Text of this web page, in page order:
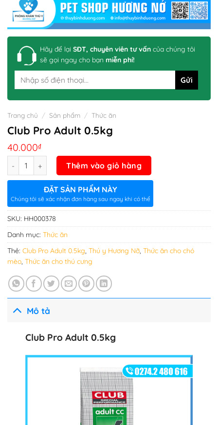
Hãy để lại SĐT, chuyên viên tư vấn của chúng tôi
sẽ gọi ngay cho bạn miễn phí!
Trang chủ / Sản phẩm / Thức ăn
Club Pro Adult 0.5kg
40.000₫
Thêm vào giỏ hàng
ĐẶT SẢN PHẨM NÀY
Chúng tôi sẽ xác nhận đơn hàng sau ngay khi có thể
SKU: HH000378
Danh mục: Thức ăn
Thẻ: Club Pro Adult 0.5kg, Thú y Hương Nỡ, Thức ăn cho chó
mèo, Thức ăn cho thú cưng
Mô tả
Club Pro Adult 0.5kg